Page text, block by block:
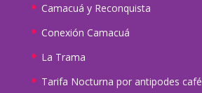
Camacuá y Reconquista
Conexión Camacuá
La Trama
Tarifa Nocturna por antipodes café